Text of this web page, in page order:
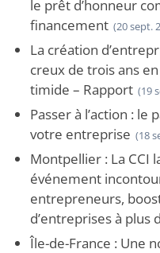
le prêt d’honneur
financement (20 sept.
La création
creux de trois ans
timide – Rapport (19
Passer à l’action : le
votre entreprise (18
Montpellier : La CCI
événement
entrepreneurs,
d’entreprises à plus
Île-de-France : Une